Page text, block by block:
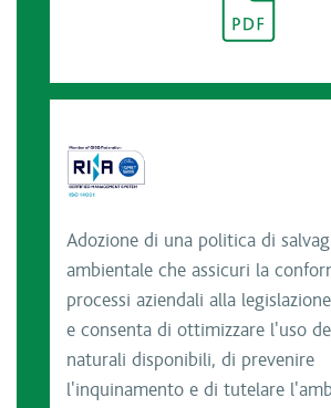
Adozione di una politica di
ambientale che assicuri la
processi aziendali alla
e consenta di ottimizzare l'uso
naturali disponibili, di prevenire
l'inquinamento e di tutelare